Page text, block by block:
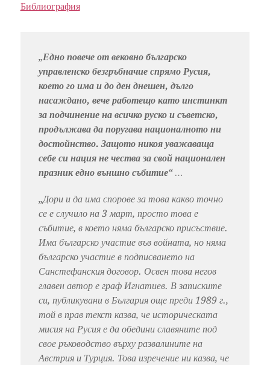
Библиография
„Едно повече от вековно българско
управленско безгръбначие спрямо Русия,
което го има и до ден днешен, дълго
насаждано, вече работещо като инстинкт
за подчинение на всичко руско и съветско,
продължава да поругава националното ни
достойнство. Защото никоя уважаваща
себе си нация не чества за свой национален
празник едно външно събитие“ …
„Дори и да има спорове за това какво точно
се е случило на 3 март, просто това е
събитие, в което няма българско присъствие.
Има българско участие във войната, но няма
българско участие в подписването на
Санстефанския договор. Освен това негов
главен автор е граф Игнатиев. В записките
си, публикувани в България още преди 1989 г.,
той в прав текст казва, че историческата
мисия на Русия е да обедини славяните под
свое ръководство върху развалините на
Австрия и Турция. Това изречение ни казва, че